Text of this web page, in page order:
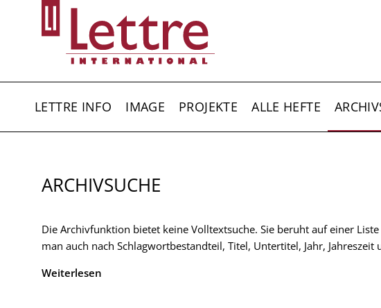
LETTRE INFO IMAGE PROJEKTE ALLE HEFTE
ARCHIVSUCHE
Die Archivfunktion bietet keine Volltextsuche. Sie beruht auf einer
man auch nach Schlagwortbestandteil, Titel, Untertitel, Jahr,
Weiterlesen